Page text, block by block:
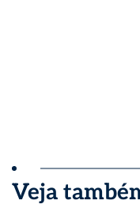
Veja